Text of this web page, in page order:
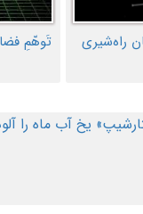
راه‌شیری
تَوهّمِ
یخ آب ماه را